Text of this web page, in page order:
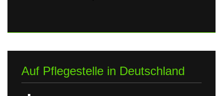
Auf Pflegestelle in Deutschland